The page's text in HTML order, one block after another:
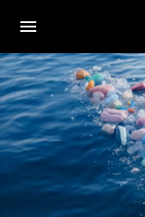
전체
메뉴